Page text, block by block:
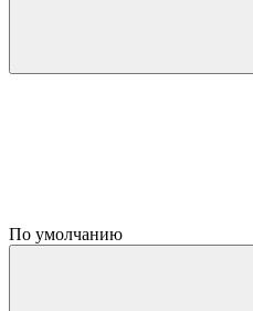
По умолчанию